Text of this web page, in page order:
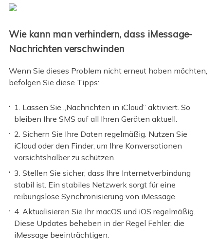
Wie kann man verhindern, dass iMessage-
Nachrichten verschwinden
Wenn Sie dieses Problem nicht erneut haben möchten,
befolgen Sie diese Tipps:
1. Lassen Sie „Nachrichten in iCloud“ aktiviert. So
bleiben Ihre SMS auf all Ihren Geräten aktuell.
2. Sichern Sie Ihre Daten regelmäßig. Nutzen Sie
iCloud oder den Finder, um Ihre Konversationen
vorsichtshalber zu schützen.
3. Stellen Sie sicher, dass Ihre Internetverbindung
stabil ist. Ein stabiles Netzwerk sorgt für eine
reibungslose Synchronisierung von iMessage.
4. Aktualisieren Sie Ihr macOS und iOS regelmäßig.
Diese Updates beheben in der Regel Fehler, die
iMessage beeinträchtigen.